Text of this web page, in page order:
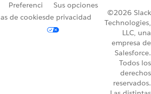
Preferenci
as de cookies
Sus opciones
de privacidad
©2026 Slack
Technologies,
LLC, una
empresa de
Salesforce.
Todos los
derechos
reservados.